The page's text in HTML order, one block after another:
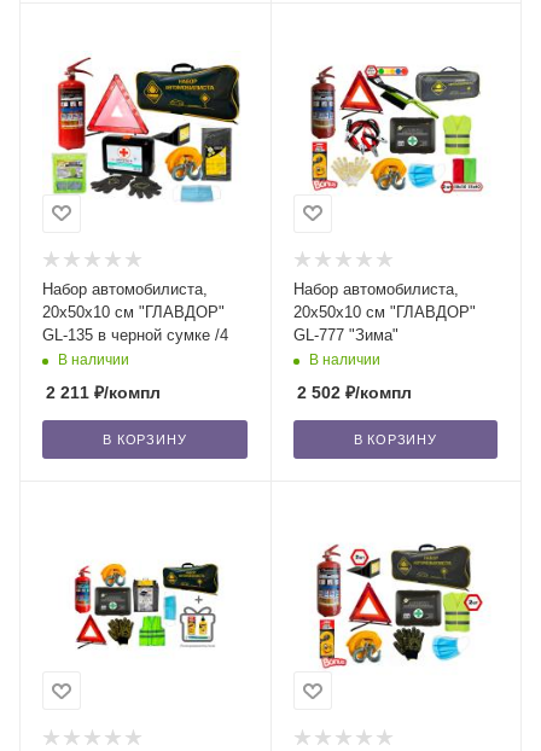
Набор автомобилиста,
20х50х10 см "ГЛАВДОР"
GL-135 в черной сумке /4
В наличии
2 211 ₽/компл
В КОРЗИНУ
Набор автомобилиста,
20х50х10 см "ГЛАВДОР"
GL-777 "Зима"
В наличии
2 502₽/компл
В КОРЗИНУ